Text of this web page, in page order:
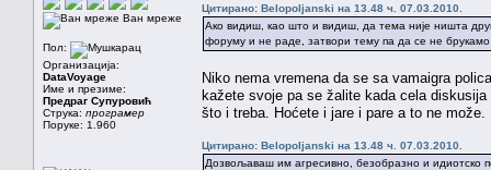
Ван мреже
Пол:
Организација:
DataVoyage
Име и презиме:
Предраг Супуровић
Струка: програмер
Поруке: 1.960
Цитирано: Belopoljanski на 13.48 ч. 07.03.2010.
Ако видиш, као што и видиш, да тема није ништа
форуму и не раде, затвори тему па да се не брукамо
Niko nema vremena da se sa vamaigra
kažete svoje pa se žalite kada cela
što i treba. Hoćete i jare i pare a to ne može.
Цитирано: Belopoljanski на 13.48 ч. 07.03.2010.
Дозвољаваш им агресивно, безобразно и идиотско